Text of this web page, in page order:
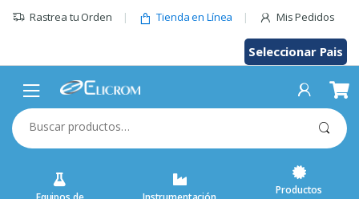
Rastrea tu Orden Tienda en Línea Mis Pedidos
Seleccionar Pais
Buscar
por:
Productos